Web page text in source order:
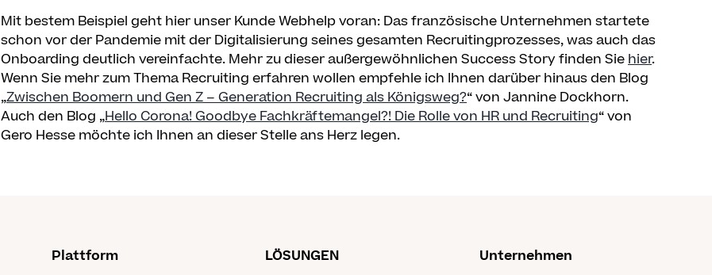
Mit bestem Beispiel geht hier unser Kunde Webhelp voran: Das französische Unternehmen startete
schon vor der Pandemie mit der Digitalisierung seines gesamten Recruitingprozesses, was auch das
Onboarding deutlich vereinfachte. Mehr zu dieser außergewöhnlichen Success Story finden Siehier.
Wenn Sie mehr zum Thema Recruiting erfahren wollen empfehle ich Ihnen darüber hinaus den Blog
„Zwischen Boomern und Gen Z – Generation Recruiting als Königsweg?“ von Jannine Dockhorn.
Auch den Blog „Hello Corona! Goodbye Fachkräftemangel?! Die Rolle von HR und Recruiting“ von
Gero Hesse möchte ich Ihnen an dieser Stelle ans Herz legen.
Plattform LÖSUNGEN Unternehmen